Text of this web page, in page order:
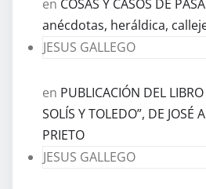
en COSAS Y CASOS DE
anécdotas, heráldica,
JESUS GALLEGO
en PUBLICACIÓN DEL
SOLÍS Y TOLEDO”, DE JOSÉ
PRIETO
JESUS GALLEGO